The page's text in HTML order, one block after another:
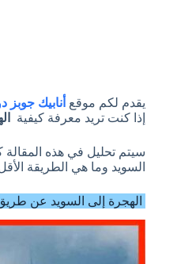
يقدم لكم موقع أنابيك
إذا كنت تريد معرفة كيفية
سيتم تحليل في هذه
السويد وما هي الطريقة
الهجرة إلى السويد عن